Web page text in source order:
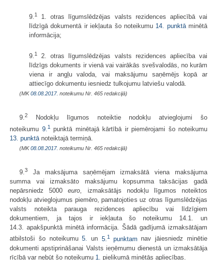
9.1
1. otras līgumslēdzējas valsts rezidences apliecībā vai
līdzīgā dokumentā ir iekļauta šo noteikumu 14. punktāminētā
informācija;
9.1
2. otras līgumslēdzējas valsts rezidences apliecība vai
līdzīgs dokuments ir vienā vai vairākās svešvalodās, no kurām
viena ir angļu valoda, vai maksājumu saņēmējs kopā ar
attiecīgo dokumentu iesniedz tulkojumu latviešu valodā.
(MK08.08.2017. noteikumu Nr. 465 redakcijā)
9.2
Nodokļu līgumos noteiktie nodokļu atvieglojumi šo
noteikumu 9.1punktā minētajā kārtībā ir piemērojami šo noteikumu
13. punktānoteiktajā termiņā.
(MK08.08.2017. noteikumu Nr. 465 redakcijā)
9.3
Ja maksājuma saņēmējam izmaksātā viena maksājuma
summa vai izmaksāto maksājumu kopsumma taksācijas gadā
nepārsniedz 5000euro, izmaksātājs nodokļu līgumos noteiktos
nodokļu atvieglojumus piemēro, pamatojoties uz otras līgumslēdzējas
valsts noteikta parauga rezidences apliecību vai līdzīgiem
dokumentiem, ja tajos ir iekļauta šo noteikumu 14.1. un
14.3. apakšpunktā minētā informācija. Šādā gadījumā izmaksātājam
atbilstoši šo noteikumu5.un 5. 1 punktam nav jāiesniedz minētie
dokumenti apstiprināšanai Valsts ieņēmumu dienestā un izmaksātāja
rīcībā var nebūt šo noteikumu 1. pielikumā minētās apliecības.